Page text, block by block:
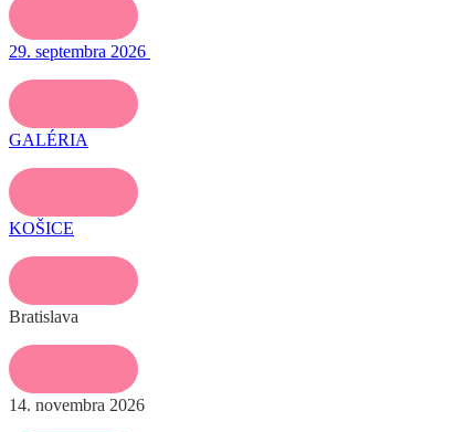
29. septembra 2026
GALÉRIA
KOŠICE
Bratislava
14. novembra 2026